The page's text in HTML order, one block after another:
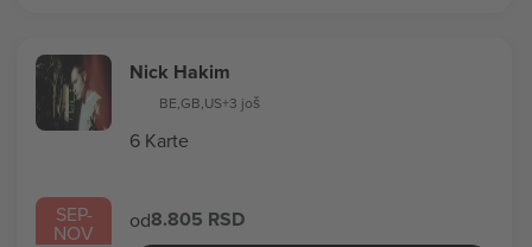
SEP-
NOV
Nick Hakim
BE,GB,US+3 još
6 Karte
od8.805 RSD